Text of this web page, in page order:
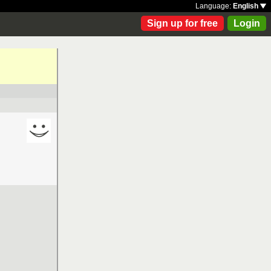
Language: English
Sign up for free Login